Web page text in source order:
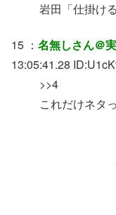
岩田「仕掛け
15 ： 名無しさん＠
13:05:41.28
>>4
これだけネタ